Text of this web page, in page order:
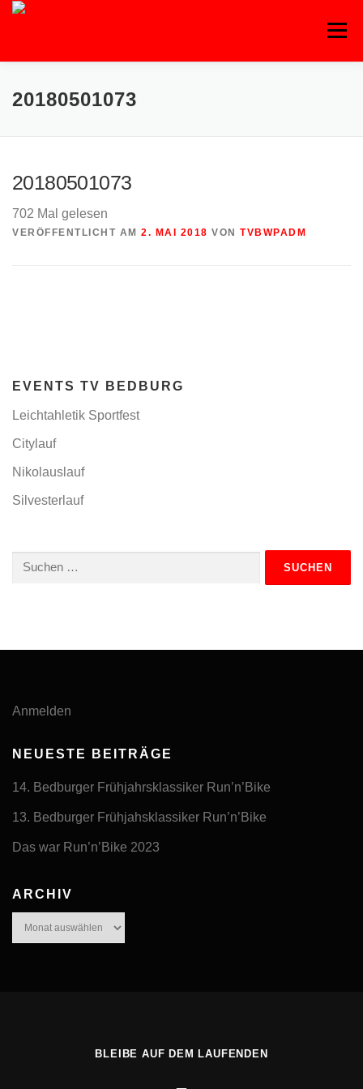
Zum
Menü
20180501073
20180501073
702 Mal gelesen
VERÖFFENTLICHT AM 2. MAI 2018 VON TVBWPADM
EVENTS TV BEDBURG
Leichtahletik Sportfest
Citylauf
Nikolauslauf
Silvesterlauf
Suchen
Anmelden
NEUESTE BEITRÄGE
14. Bedburger Frühjahrsklassiker Run’n’Bike
13. Bedburger Frühjahsklassiker Run’n’Bike
Das war Run’n’Bike 2023
ARCHIV
BLEIBE AUF DEM LAUFENDEN